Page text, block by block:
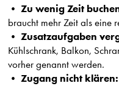
•Zu wenig Zeit
braucht mehr Zeit als eine
•Zusatzaufgaben
Kühlschrank, Balkon,
vorher genannt werden.
•Zugang nicht klären: